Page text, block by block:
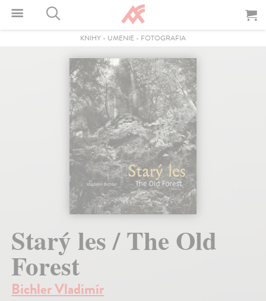
KNIHY - UMENIE - FOTOGRAFIA
Starý les / The Old
Forest
Bichler Vladimír